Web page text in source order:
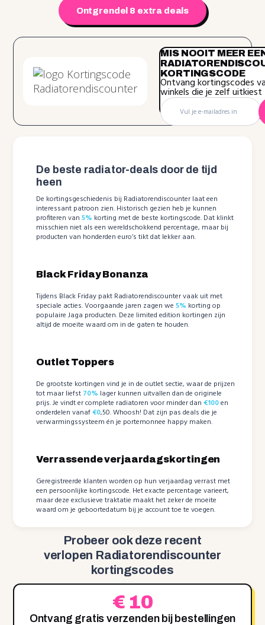
Ontgrendel 8 extra deals
MIS NOOIT MEER
KORTINGSCODE
Ontvang kortingscodes
winkels die je zelf uitkiest
De beste radiator-deals door de tijd
heen
De kortingsgeschiedenis bij Radiatorendiscounter laat een
interessant patroon zien. Historisch gezien heb je kunnen
profiteren van5% korting met de beste kortingscode. Dat klinkt
misschien niet als een wereldschokkend percentage, maar bij
producten van honderden euro’s tikt dat lekker aan.
Black Friday Bonanza
Tijdens Black Friday pakt Radiatorendiscounter vaak uit met
speciale acties. Voorgaande jaren zagen we5% korting op
populaire Jaga producten. Deze limited edition kortingen zijn
altijd de moeite waard om in de gaten te houden.
Outlet Toppers
De grootste kortingen vind je in de outlet sectie, waar de prijzen
tot maar liefst 70% lager kunnen uitvallen dan de originele
prijs. Je vindt er complete radiatoren voor minder dan€100en
onderdelen vanaf€0,50. Whoosh! Dat zijn pas deals die je
verwarmingssysteem én je portemonnee happy maken.
Verrassende verjaardagskortingen
Geregistreerde klanten worden op hun verjaardag verrast met
een persoonlijke kortingscode. Het exacte percentage varieert,
maar deze exclusieve traktatie maakt het zeker de moeite
waard om je geboortedatum bij je account toe te voegen.
Probeer ook deze recent
verlopen Radiatorendiscounter
kortingscodes
€ 10
Ontvang gratis verzenden bij bestellingen